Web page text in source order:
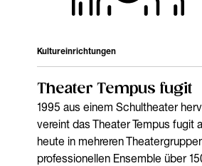
Kultureinrichtungen
Theater Tempus fugit
1995 aus einem Schultheater
vereint das Theater Tempus fugit
heute in mehreren
professionellen Ensemble über